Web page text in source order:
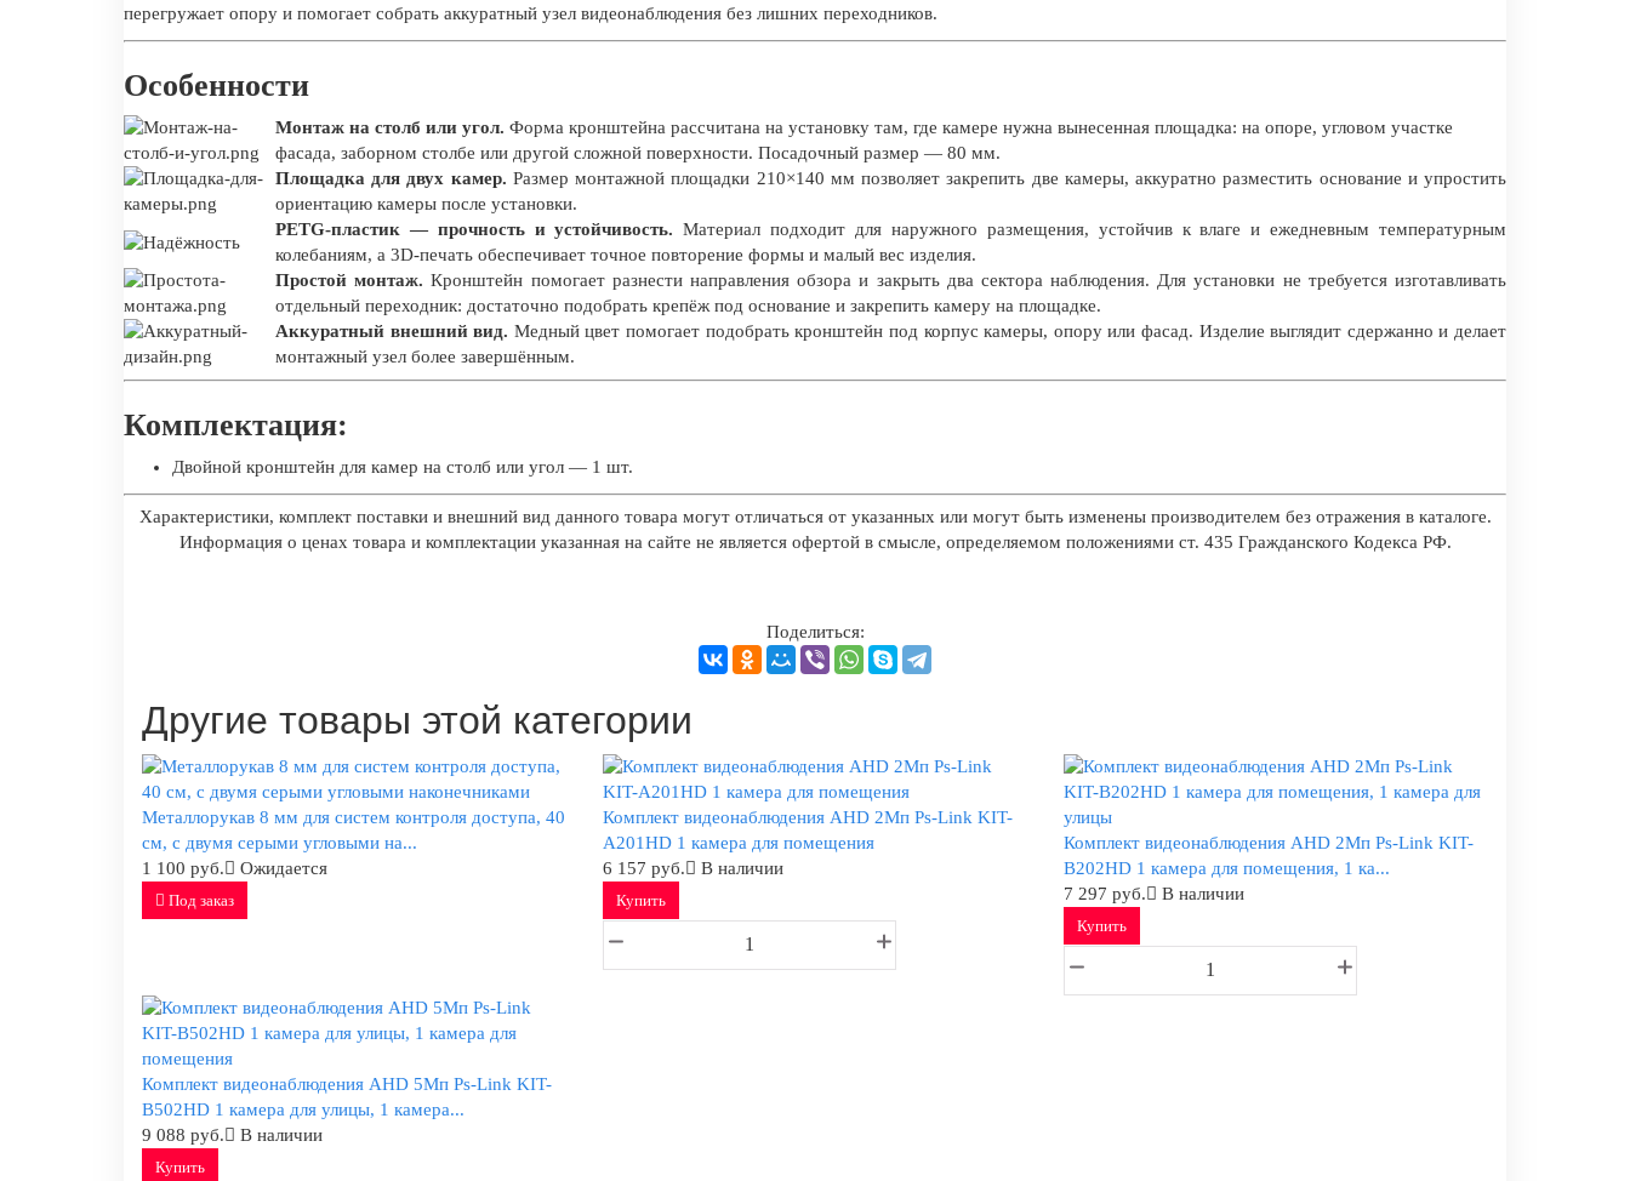
перегружает опору и помогает собрать аккуратный узел видеонаблюдения без лишних переходников.
Особенности
Монтаж на столб или угол. Форма кронштейна рассчитана на установку там, где камере нужна вынесенная площадка: на опоре, угловом участке
фасада, заборном столбе или другой сложной поверхности. Посадочный размер — 80 мм.
Площадка для двух камер. Размер монтажной площадки 210×140 мм позволяет закрепить две камеры, аккуратно разместить основание и упростить
ориентацию камеры после установки.
PETG-пластик — прочность и устойчивость. Материал подходит для наружного размещения, устойчив к влаге и ежедневным температурным
колебаниям, а 3D-печать обеспечивает точное повторение формы и малый вес изделия.
Простой монтаж. Кронштейн помогает разнести направления обзора и закрыть два сектора наблюдения. Для установки не требуется изготавливать
отдельный переходник: достаточно подобрать крепёж под основание и закрепить камеру на площадке.
Аккуратный внешний вид. Медный цвет помогает подобрать кронштейн под корпус камеры, опору или фасад. Изделие выглядит сдержанно и делает
монтажный узел более завершённым.
Комплектация:
Двойной кронштейн для камер на столб или угол — 1 шт.
Характеристики, комплект поставки и внешний вид данного товара могут отличаться от указанных или могут быть изменены производителем без отражения в каталоге.
Информация о ценах товара и комплектации указанная на сайте не является офертой в смысле, определяемом положениями ст. 435 Гражданского Кодекса РФ.
Поделиться:
Другие товары этой категории
Металлорукав 8 мм для систем контроля доступа, 40
см, с двумя серыми угловыми на...
1 100 руб.
Ожидается
Под заказ
Комплект видеонаблюдения AHD 2Мп Ps-Link KIT-
A201HD 1 камера для помещения
6 157 руб.
В наличии
Купить
Комплект видеонаблюдения AHD 2Мп Ps-Link KIT-
B202HD 1 камера для помещения, 1 ка...
7 297 руб.
В наличии
Купить
Комплект видеонаблюдения AHD 5Мп Ps-Link KIT-
B502HD 1 камера для улицы, 1 камера...
9 088 руб.
В наличии
Купить